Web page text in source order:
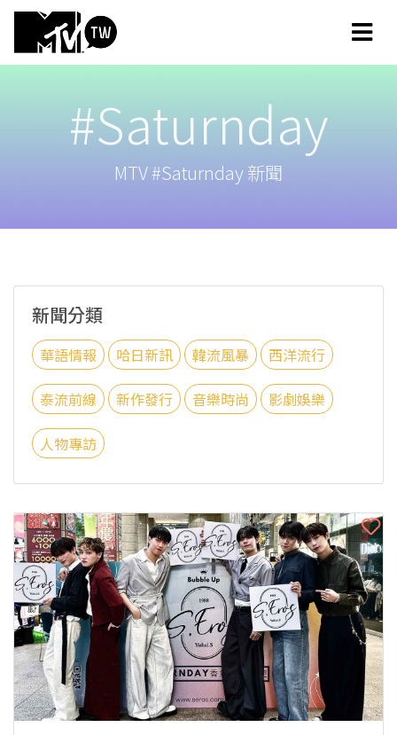
#Saturnday
MTV #Saturnday 新聞
新聞分類
華語情報 哈日新訊 韓流風暴 西洋流行
泰流前線 新作發行 音樂時尚 影劇娛樂
人物專訪